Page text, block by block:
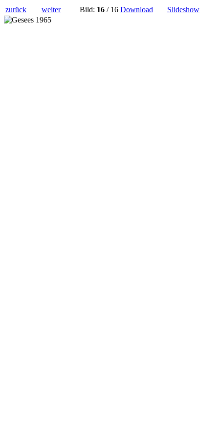
zurück weiter Bild: 16 / 16 Download Slideshow